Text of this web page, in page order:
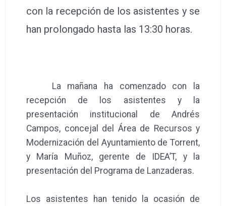
con la recepción de los asistentes y se
han prolongado hasta las 13:30 horas.
La mañana ha comenzado con la
recepción de los asistentes y la
presentación institucional de Andrés
Campos, concejal del Área de Recursos y
Modernización del Ayuntamiento de Torrent,
y María Muñoz, gerente de IDEA’T, y la
presentación del Programa de Lanzaderas.
Los asistentes han tenido la ocasión de